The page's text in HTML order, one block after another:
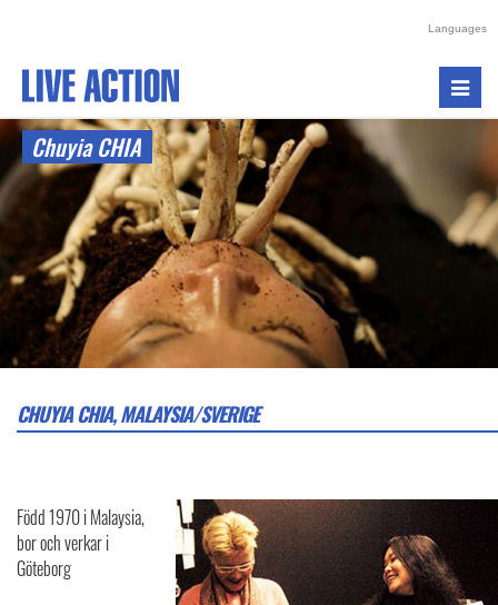
Languages
Chuyia CHIA
CHUYIA CHIA, MALAYSIA/SVERIGE
Född 1970 i Malaysia,
bor och verkar i
Göteborg